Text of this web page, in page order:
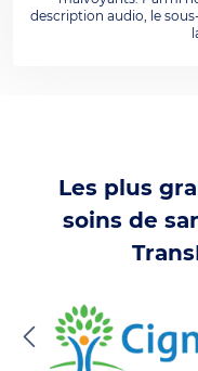
description audio, le
Les plus
soins de